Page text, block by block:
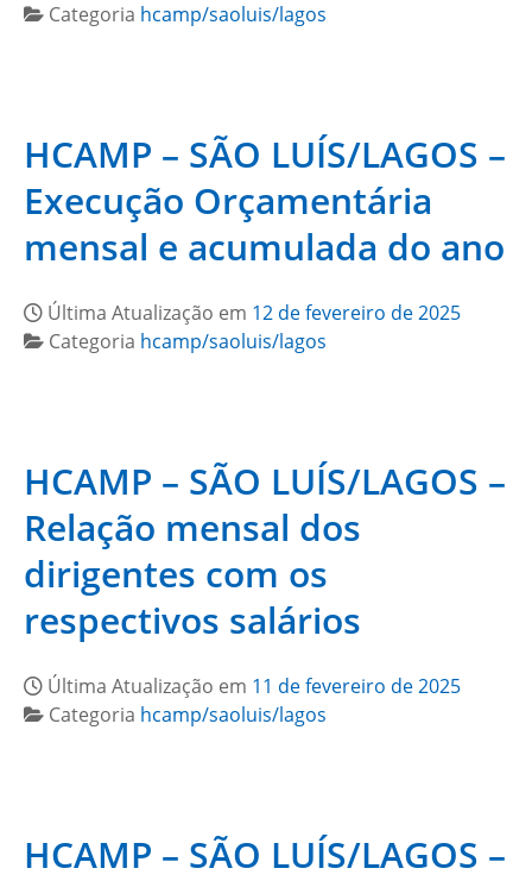
Categoria hcamp/saoluis/lagos
HCAMP – SÃO LUÍS/LAGOS –
Execução Orçamentária
mensal e acumulada do ano
Última Atualização em 12 de fevereiro de 2025
Categoria hcamp/saoluis/lagos
HCAMP – SÃO LUÍS/LAGOS –
Relação mensal dos
dirigentes com os
respectivos salários
Última Atualização em 11 de fevereiro de 2025
Categoria hcamp/saoluis/lagos
HCAMP – SÃO LUÍS/LAGOS –